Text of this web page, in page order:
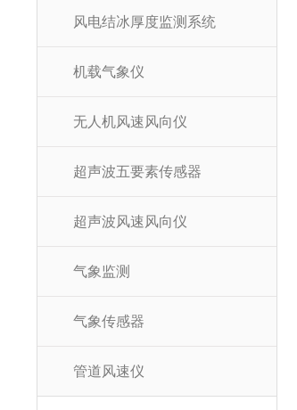
风电结冰厚度监测系统
机载气象仪
无人机风速风向仪
超声波五要素传感器
超声波风速风向仪
气象监测
气象传感器
管道风速仪